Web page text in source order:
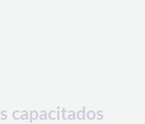
capacitados